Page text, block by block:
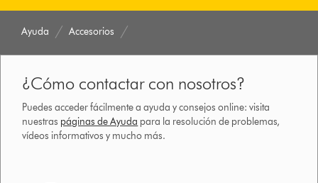
Ayuda Accesorios
¿Cómo contactar con nosotros?
Puedes acceder fácilmente a ayuda y consejos online: visita
nuestras páginas de Ayuda para la resolución de problemas,
vídeos informativos y mucho más.